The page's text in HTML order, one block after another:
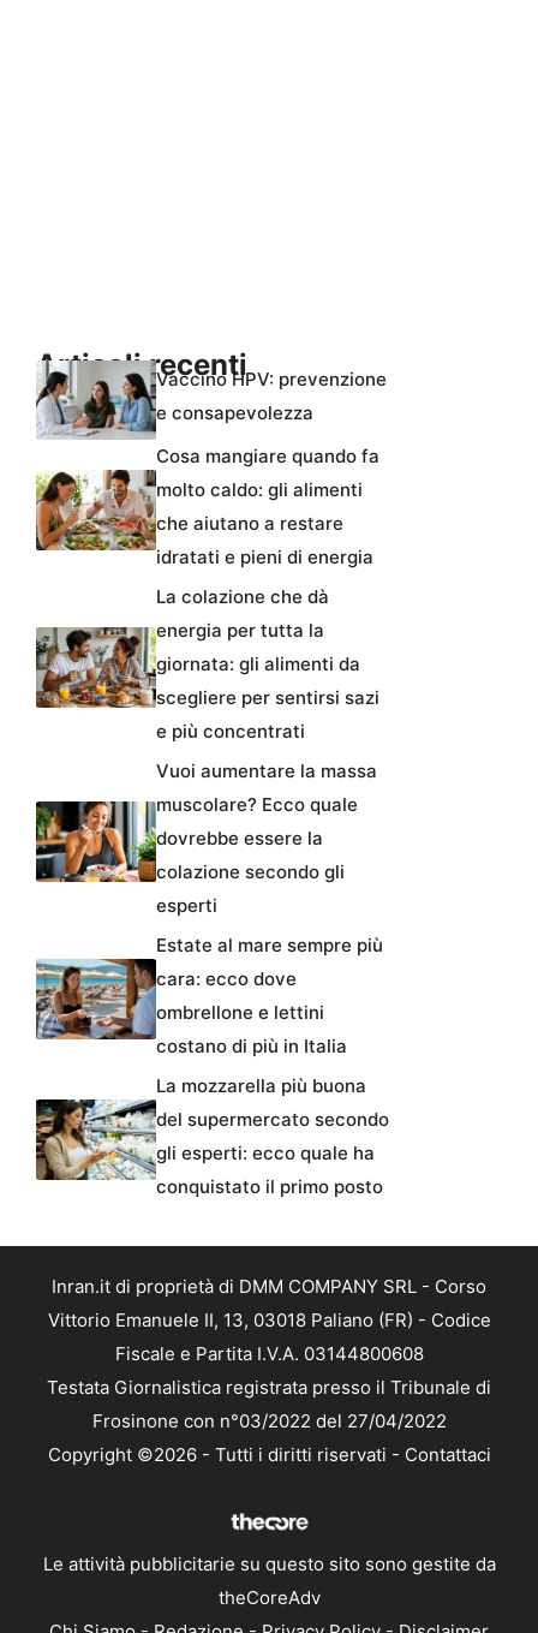
Articoli recentiVaccino HPV: prevenzione
e consapevolezza
Cosa mangiare quando fa
molto caldo: gli alimenti
che aiutano a restare
idratati e pieni di energia
La colazione che dà
energia per tutta la
giornata: gli alimenti da
scegliere per sentirsi sazi
e più concentrati
Vuoi aumentare la massa
muscolare? Ecco quale
dovrebbe essere la
colazione secondo gli
esperti
Estate al mare sempre più
cara: ecco dove
ombrellone e lettini
costano di più in Italia
La mozzarella più buona
del supermercato secondo
gli esperti: ecco quale ha
conquistato il primo posto
Inran.it di proprietà di DMM COMPANY SRL - Corso
Vittorio Emanuele II, 13, 03018 Paliano (FR) - Codice
Fiscale e Partita I.V.A. 03144800608
Testata Giornalistica registrata presso il Tribunale di
Frosinone con n°03/2022 del 27/04/2022
Copyright ©2026 - Tutti i diritti riservati - Contattaci
Le attività pubblicitarie su questo sito sono gestite da
theCoreAdv